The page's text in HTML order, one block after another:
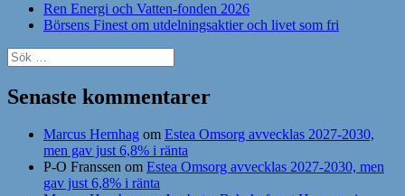
Ren Energi och Vatten-fonden 2026
Börsens Finest om utdelningsaktier och livet som fri
Sök
efter:
Senaste kommentarer
Marcus Hernhag om Estea Omsorg avvecklas 2027-2030,
men gav just 6,8% i ränta
P-O Franssen om Estea Omsorg avvecklas 2027-2030, men
gav just 6,8% i ränta